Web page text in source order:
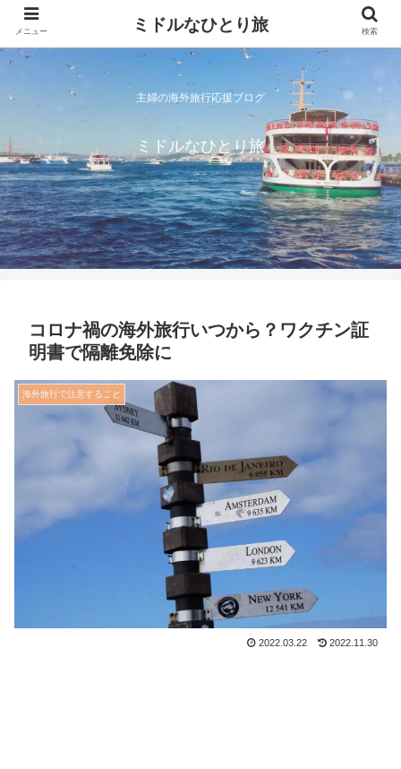
主婦の海外旅行応援ブログ
ミドルなひとり旅
コロナ禍の海外旅行いつから？ワクチン証
明書で隔離免除に
海外旅行で注意すること
2022.03.22 2022.11.30
メニュー ミドルなひとり旅 検索